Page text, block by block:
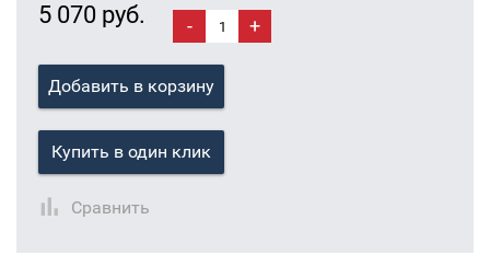
5 070 руб. - +
Добавить в корзину
Купить в один клик
Сравнить